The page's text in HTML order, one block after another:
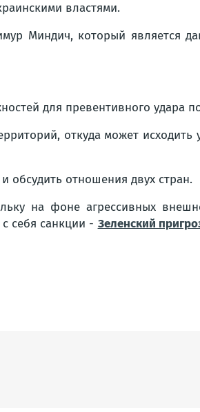
властями.
Миндич, который является
для превентивного удара
откуда может исходить
обсудить отношения двух стран.
на фоне агрессивных
себя санкции - Зеленский